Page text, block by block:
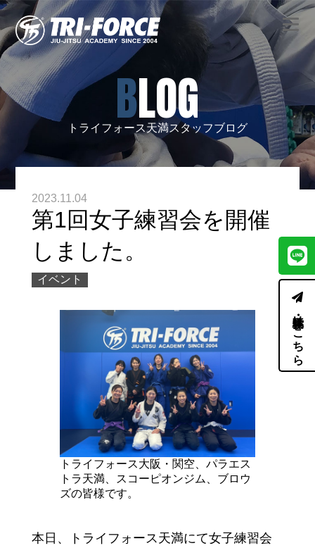
BLOG
トライフォース天満スタッフブログ
2023.11.04
第1回女子練習会を開催
しました。
イベント
トライフォース大阪・関空、パラエス
トラ天満、スコーピオンジム、ブロウ
ズの皆様です。
本日、トライフォース天満にて女子練習会
体験・見学はこちら